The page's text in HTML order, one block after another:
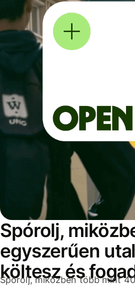
Spórolj,
egyszerűen
költesz és
Spórolj, miközben több mint